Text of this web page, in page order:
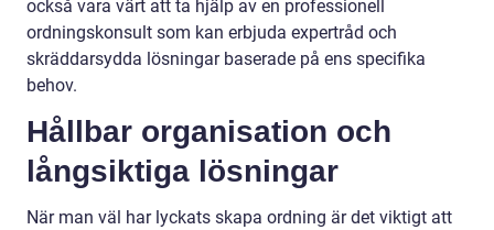
också vara värt att ta hjälp av en professionell
ordningskonsult som kan erbjuda expertråd och
skräddarsydda lösningar baserade på ens specifika
behov.
Hållbar organisation och
långsiktiga lösningar
När man väl har lyckats skapa ordning är det viktigt att